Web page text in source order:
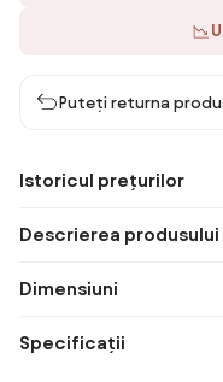
Puteți returna
Istoricul prețurilor
Descrierea produsului
Dimensiuni
Specificații